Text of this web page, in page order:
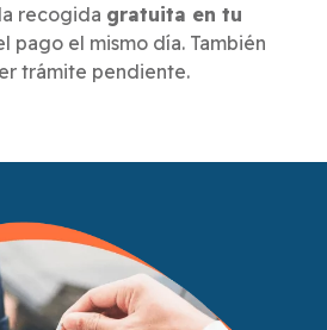
recogida gratuita en tu
pago el mismo día. También
trámite pendiente.